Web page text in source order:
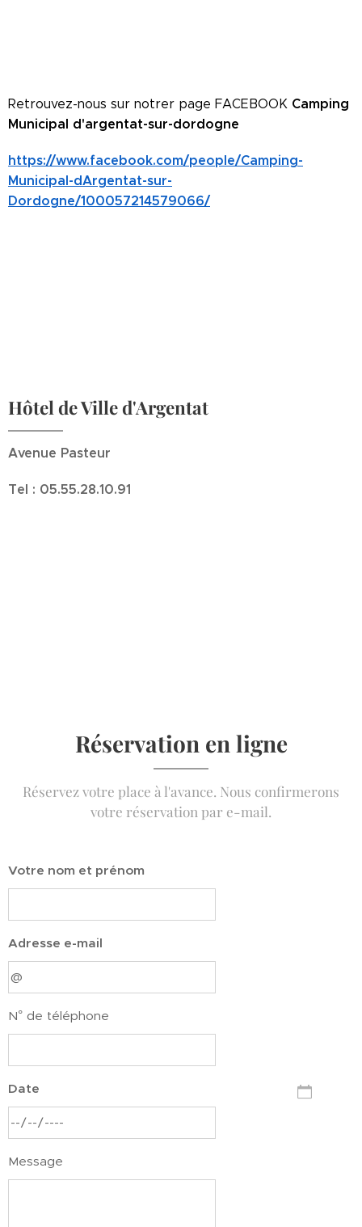
Retrouvez-nous sur notrer page FACEBOOK Camping
Municipal d'argentat-sur-dordogne
https://www.facebook.com/people/Camping-
Municipal-dArgentat-sur-
Dordogne/100057214579066/
Hôtel de Ville d'Argentat
Avenue Pasteur
Tel : 05.55.28.10.91
Réservation en ligne
Réservez votre place à l'avance. Nous confirmerons
votre réservation par e-mail.
Votre nom et prénom
Adresse e-mail
N° de téléphone
Date
Message